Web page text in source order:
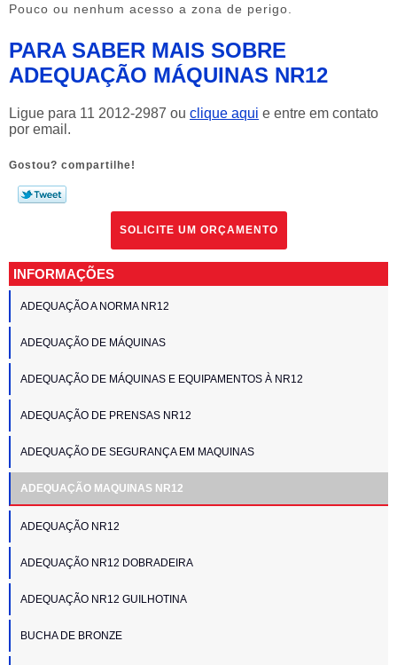
Pouco ou nenhum acesso a zona de perigo.
PARA SABER MAIS SOBRE
ADEQUAÇÃO MÁQUINAS NR12
Ligue para 11 2012-2987 ou clique aqui e entre em contato
por email.
Gostou? compartilhe!
SOLICITE UM ORÇAMENTO
INFORMAÇÕES
ADEQUAÇÃO A NORMA NR12
ADEQUAÇÃO DE MÁQUINAS
ADEQUAÇÃO DE MÁQUINAS E EQUIPAMENTOS À NR12
ADEQUAÇÃO DE PRENSAS NR12
ADEQUAÇÃO DE SEGURANÇA EM MAQUINAS
ADEQUAÇÃO MAQUINAS NR12
ADEQUAÇÃO NR12
ADEQUAÇÃO NR12 DOBRADEIRA
ADEQUAÇÃO NR12 GUILHOTINA
BUCHA DE BRONZE